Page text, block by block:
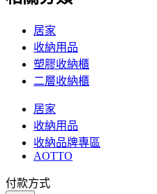
居家
收納用品
塑膠收納櫃
二層收納櫃
居家
收納用品
收納品牌專區
AOTTO
付款方式